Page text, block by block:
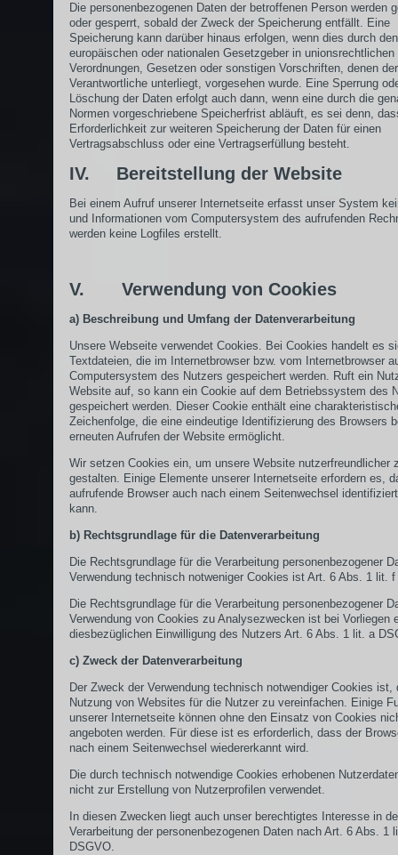
Die personenbezogenen Daten der betroffenen Person werden
oder gesperrt, sobald der Zweck der Speicherung entfällt. Eine
Speicherung kann darüber hinaus erfolgen, wenn dies durch den
europäischen oder nationalen Gesetzgeber in unionsrechtlichen
Verordnungen, Gesetzen oder sonstigen Vorschriften, denen der
Verantwortliche unterliegt, vorgesehen wurde. Eine Sperrung
Löschung der Daten erfolgt auch dann, wenn eine durch die
Normen vorgeschriebene Speicherfrist abläuft, es sei denn,
Erforderlichkeit zur weiteren Speicherung der Daten für einen
Vertragsabschluss oder eine Vertragserfüllung besteht.
IV. Bereitstellung der Website
Bei einem Aufruf unserer Internetseite erfasst unser System
und Informationen vom Computersystem des aufrufenden
werden keine Logfiles erstellt.
V. Verwendung von Cookies
a) Beschreibung und Umfang der Datenverarbeitung
Unsere Webseite verwendet Cookies. Bei Cookies handelt es
Textdateien, die im Internetbrowser bzw. vom Internetbrowser
Computersystem des Nutzers gespeichert werden. Ruft ein
Website auf, so kann ein Cookie auf dem Betriebssystem des
gespeichert werden. Dieser Cookie enthält eine
Zeichenfolge, die eine eindeutige Identifizierung des Browsers
erneuten Aufrufen der Website ermöglicht.
Wir setzen Cookies ein, um unsere Website nutzerfreundlicher
gestalten. Einige Elemente unserer Internetseite erfordern es,
aufrufende Browser auch nach einem Seitenwechsel
kann.
b) Rechtsgrundlage für die Datenverarbeitung
Die Rechtsgrundlage für die Verarbeitung personenbezogener
Verwendung technisch notweniger Cookies ist Art. 6 Abs. 1 lit.
Die Rechtsgrundlage für die Verarbeitung personenbezogener
Verwendung von Cookies zu Analysezwecken ist bei Vorliegen
diesbezüglichen Einwilligung des Nutzers Art. 6 Abs. 1 lit. a
c) Zweck der Datenverarbeitung
Der Zweck der Verwendung technisch notwendiger Cookies ist,
Nutzung von Websites für die Nutzer zu vereinfachen. Einige
unserer Internetseite können ohne den Einsatz von Cookies
angeboten werden. Für diese ist es erforderlich, dass der
nach einem Seitenwechsel wiedererkannt wird.
Die durch technisch notwendige Cookies erhobenen
nicht zur Erstellung von Nutzerprofilen verwendet.
In diesen Zwecken liegt auch unser berechtigtes Interesse in
Verarbeitung der personenbezogenen Daten nach Art. 6 Abs. 1
DSGVO.